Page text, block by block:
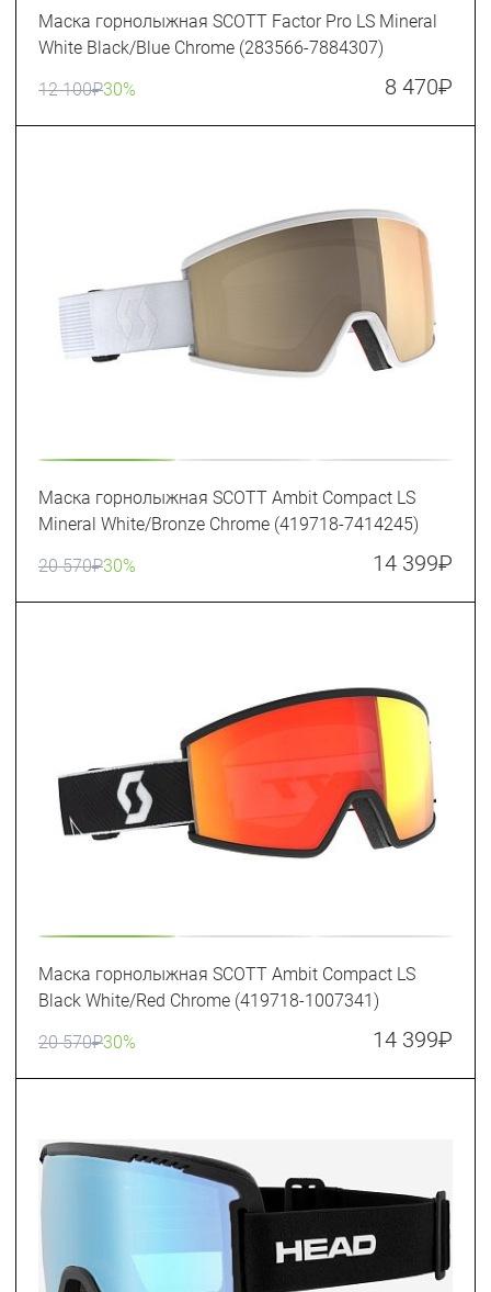
Маска горнолыжная SCOTT Factor Pro LS Mineral
White Black/Blue Chrome (283566-7884307)
12 100₽30% 8 470₽
Маска горнолыжная SCOTT Ambit Compact LS
Mineral White/Bronze Chrome (419718-7414245)
20 570₽30% 14 399₽
Маска горнолыжная SCOTT Ambit Compact LS
Black White/Red Chrome (419718-1007341)
20 570₽30% 14 399₽